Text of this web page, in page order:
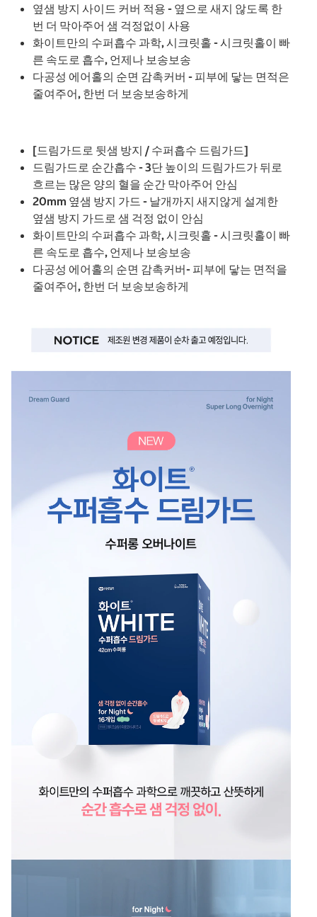
옆샘 방지 사이드 커버 적용 - 옆으로 새지 않도록 한
번 더 막아주어 샘 걱정없이 사용
화이트만의 수퍼흡수 과학, 시크릿홀 - 시크릿홀이 빠
른 속도로 흡수, 언제나 보송보송
다공성 에어홀의 순면 감촉커버 - 피부에 닿는 면적은
줄여주어, 한번 더 보송보송하게
[드림가드로 뒷샘 방지 / 수퍼흡수 드림가드]
드림가드로 순간흡수 - 3단 높이의 드림가드가 뒤로
흐르는 많은 양의 혈을 순간 막아주어 안심
20mm 옆샘 방지 가드 - 날개까지 새지않게 설계한
옆샘 방지 가드로 샘 걱정 없이 안심
화이트만의 수퍼흡수 과학, 시크릿홀 - 시크릿홀이 빠
른 속도로 흡수, 언제나 보송보송
다공성 에어홀의 순면 감촉커버- 피부에 닿는 면적을
줄여주어, 한번 더 보송보송하게